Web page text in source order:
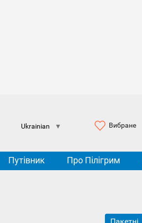
Ukrainian ▼ Вибране
Путівник Про Пілігрим